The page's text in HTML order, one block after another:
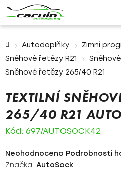
Autodoplňky Zimní
Sněhové řetězy R21
Sněhové řetězy 265/40 R21
TEXTILNÍ
265/40 R21
Kód: 697/AUTOSOCK42
Průměrné
hodnocení
Neohodnoceno Podrobnosti
Značka: AutoSock